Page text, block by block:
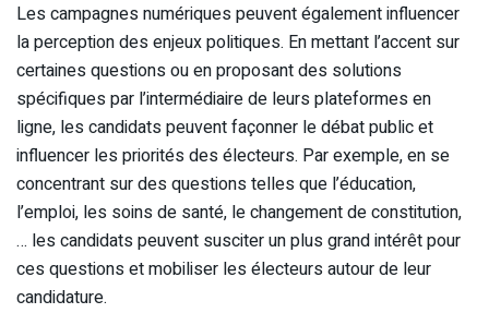
Les campagnes numériques peuvent également influencer
la perception des enjeux politiques. En mettant l’accent sur
certaines questions ou en proposant des solutions
spécifiques par l’intermédiaire de leurs plateformes en
ligne, les candidats peuvent façonner le débat public et
influencer les priorités des électeurs. Par exemple, en se
concentrant sur des questions telles que l’éducation,
l’emploi, les soins de santé, le changement de constitution,
… les candidats peuvent susciter un plus grand intérêt pour
ces questions et mobiliser les électeurs autour de leur
candidature.